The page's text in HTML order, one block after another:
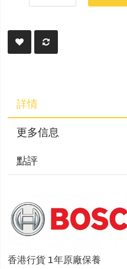
詳情
更多信息
點評
香港行貨 1年原廠保養